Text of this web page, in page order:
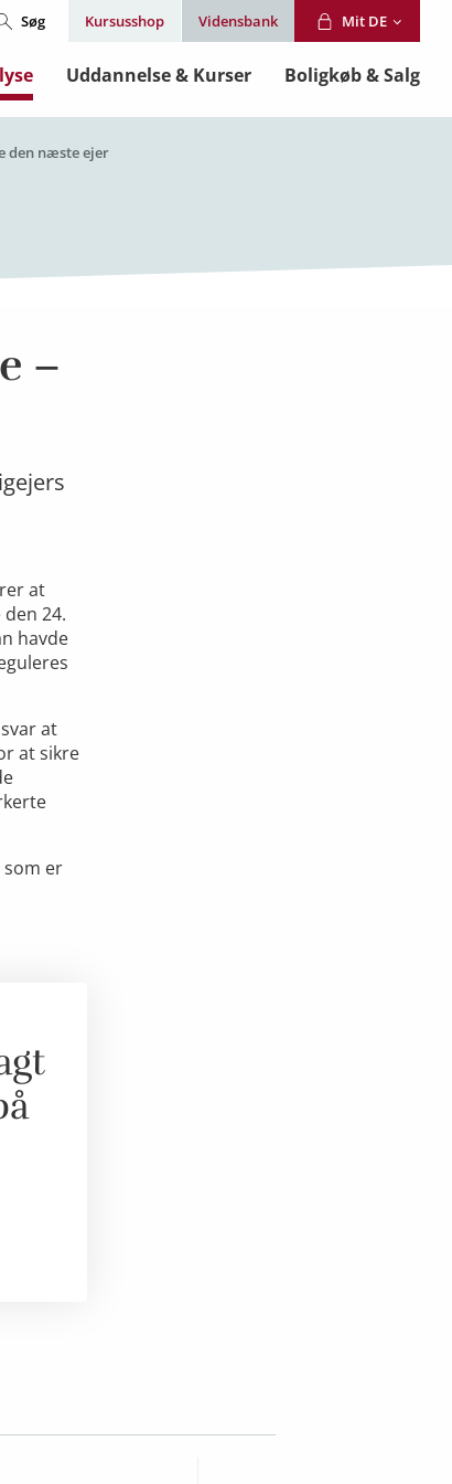
Søg Kursusshop Vidensbank Mit DE
Uddannelse & Kurser Boligkøb & Salg
den næste ejer
–
at
24.
havde
at
at sikre
er